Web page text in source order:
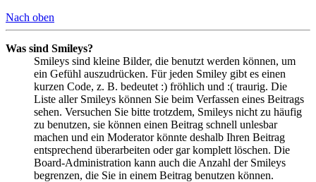
Nach oben
Was sind Smileys?
Smileys sind kleine Bilder, die benutzt werden können, um
ein Gefühl auszudrücken. Für jeden Smiley gibt es einen
kurzen Code, z. B. bedeutet :) fröhlich und :( traurig. Die
Liste aller Smileys können Sie beim Verfassen eines Beitrags
sehen. Versuchen Sie bitte trotzdem, Smileys nicht zu häufig
zu benutzen, sie können einen Beitrag schnell unlesbar
machen und ein Moderator könnte deshalb Ihren Beitrag
entsprechend überarbeiten oder gar komplett löschen. Die
Board-Administration kann auch die Anzahl der Smileys
begrenzen, die Sie in einem Beitrag benutzen können.